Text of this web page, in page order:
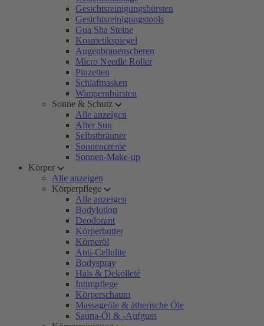
Gesichtsreinigungsbürsten
Gesichtsreinigungstools
Gua Sha Steine
Kosmetikspiegel
Augenbrauenscheren
Micro Needle Roller
Pinzetten
Schlafmasken
Wimpernbürsten
Sonne & Schutz
Alle anzeigen
After Sun
Selbstbräuner
Sonnencreme
Sonnen-Make-up
Körper
Alle anzeigen
Körperpflege
Alle anzeigen
Bodylotion
Deodorant
Körperbutter
Körperöl
Anti-Cellulite
Bodyspray
Hals & Dekolleté
Intimpflege
Körperschaum
Massageöle & ätherische Öle
Sauna-Öl & -Aufguss